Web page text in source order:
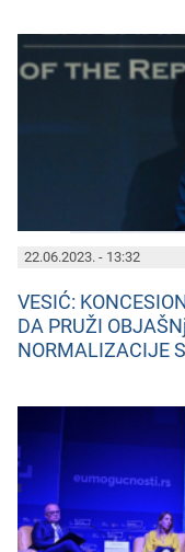
22.06.2023. - 13:32
VESIĆ:
DA PRUŽI
NORMALIZACIJE